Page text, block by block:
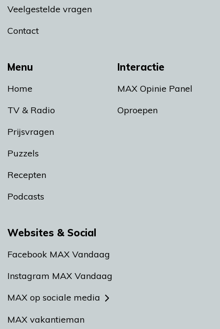
Menu
Home
TV & Radio
Prijsvragen
Puzzels
Recepten
Podcasts
Interactie
MAX Opinie Panel
Oproepen
Veelgestelde vragen
Contact
Websites & Social
Facebook MAX Vandaag
Instagram MAX Vandaag
MAX op sociale media
MAX vakantieman